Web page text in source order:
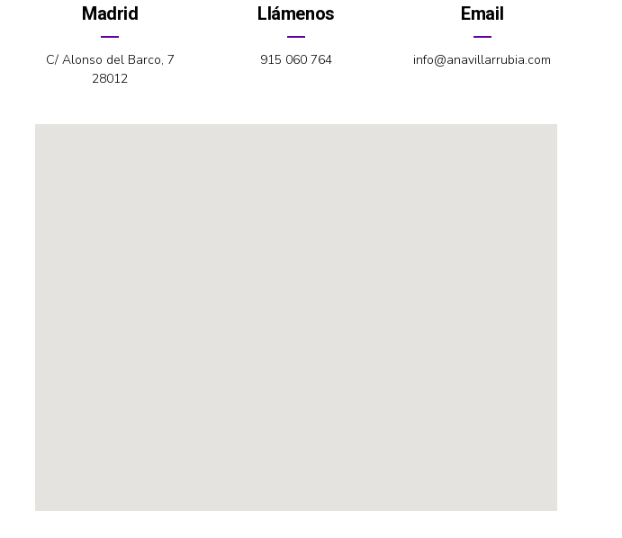
Madrid
C/ Alonso del Barco, 7
28012
Llámenos
915 060 764
Email
info@anavillarrubia.com